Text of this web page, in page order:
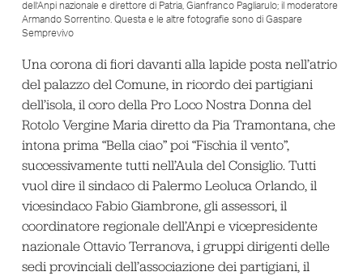
dell’Anpi nazionale e direttore di Patria, Gianfranco Pagliarulo; il moderatore
Armando Sorrentino. Questa e le altre fotografie sono di Gaspare
Semprevivo
Una corona di fiori davanti alla lapide posta nell’atrio
del palazzo del Comune, in ricordo dei partigiani
dell’isola, il coro della Pro Loco Nostra Donna del
Rotolo Vergine Maria diretto da Pia Tramontana, che
intona prima “Bella ciao” poi “Fischia il vento”,
successivamente tutti nell’Aula del Consiglio. Tutti
vuol dire il sindaco di Palermo Leoluca Orlando, il
vicesindaco Fabio Giambrone, gli assessori, il
coordinatore regionale dell’Anpi e vicepresidente
nazionale Ottavio Terranova, i gruppi dirigenti delle
sedi provinciali dell’associazione dei partigiani, il